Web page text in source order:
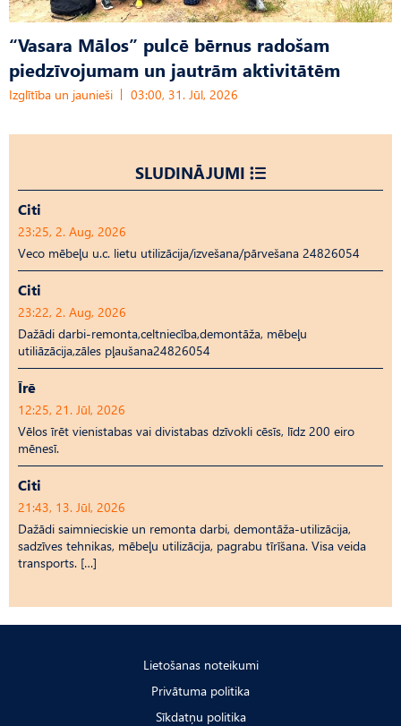
“Vasara Mālos” pulcē bērnus radošam
piedzīvojumam un jautrām aktivitātēm
Izglītība un jaunieši 03:00, 31. Jūl, 2026
SLUDINĀJUMI
Citi
23:25, 2. Aug, 2026
Veco mēbeļu u.c. lietu utilizācija/izvešana/pārvešana 24826054
Citi
23:22, 2. Aug, 2026
Dažādi darbi-remonta,celtniecība,demontāža, mēbeļu
utiliāzācija,zāles pļaušana24826054
Īrē
12:25, 21. Jūl, 2026
Vēlos īrēt vienistabas vai divistabas dzīvokli cēsīs, līdz 200 eiro
mēnesī.
Citi
21:43, 13. Jūl, 2026
Dažādi saimnieciskie un remonta darbi, demontāža-utilizācija,
sadzīves tehnikas, mēbeļu utilizācija, pagrabu tīrīšana. Visa veida
transports. […]
Lietošanas noteikumi
Privātuma politika
Sīkdatņu politika